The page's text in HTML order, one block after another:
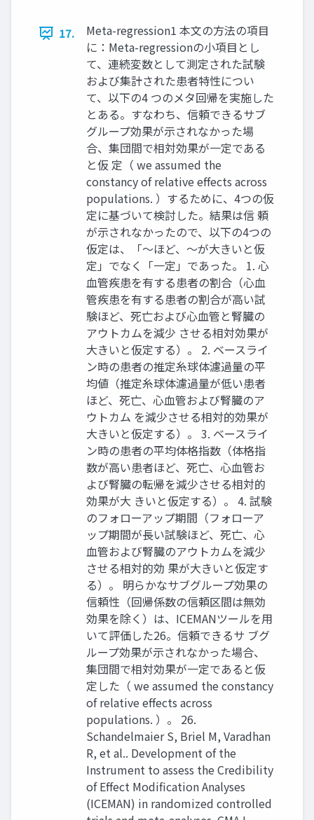
17.
Meta-regression1 本文の方法の項目
に：Meta-regressionの小項目とし
て、連続変数として測定された試験
および集計された患者特性につい
て、以下の4 つのメタ回帰を実施した
とある。すなわち、信頼できるサブ
グループ効果が示されなかった場
合、集団間で相対効果が一定である
と仮 定（ we assumed the
constancy of relative effects across
populations. ）するために、4つの仮
定に基づいて検討した。結果は信 頼
が示されなかったので、以下の4つの
仮定は、「～ほど、～が大きいと仮
定」でなく「一定」であった。 1. 心
血管疾患を有する患者の割合（心血
管疾患を有する患者の割合が高い試
験ほど、死亡および心血管と腎臓の
アウトカムを減少 させる相対効果が
大きいと仮定する）。 2. ベースライ
ン時の患者の推定糸球体濾過量の平
均値（推定糸球体濾過量が低い患者
ほど、死亡、心血管および腎臓のア
ウトカム を減少させる相対的効果が
大きいと仮定する）。 3. ベースライ
ン時の患者の平均体格指数（体格指
数が高い患者ほど、死亡、心血管お
よび腎臓の転帰を減少させる相対的
効果が大 きいと仮定する）。 4. 試験
のフォローアップ期間（フォローア
ップ期間が長い試験ほど、死亡、心
血管および腎臓のアウトカムを減少
させる相対的効 果が大きいと仮定す
る）。 明らかなサブグループ効果の
信頼性（回帰係数の信頼区間は無効
効果を除く）は、ICEMANツールを用
いて評価した26。信頼できるサ ブグ
ループ効果が示されなかった場合、
集団間で相対効果が一定であると仮
定した（ we assumed the constancy
of relative effects across
populations. ）。 26.
Schandelmaier S, Briel M, Varadhan
R, et al.. Development of the
Instrument to assess the Credibility
of Effect Modification Analyses
(ICEMAN) in randomized controlled